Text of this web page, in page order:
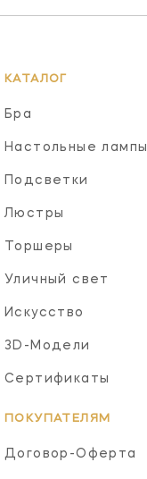
КАТАЛОГ
Бра
Настольные лампы
Подсветки
Люстры
Торшеры
Уличный свет
Искусство
3D-Модели
Сертификаты
ПОКУПАТЕЛЯМ
Договор-Оферта